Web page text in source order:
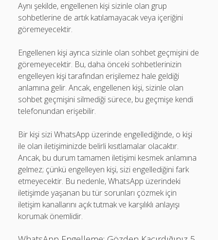
Aynı şekilde, engellenen kişi sizinle olan grup
sohbetlerine de artık katılamayacak veya içeriğini
göremeyecektir.
Engellenen kişi ayrıca sizinle olan sohbet geçmişini de
göremeyecektir. Bu, daha önceki sohbetlerinizin
engelleyen kişi tarafından erişilemez hale geldiği
anlamına gelir. Ancak, engellenen kişi, sizinle olan
sohbet geçmişini silmediği sürece, bu geçmişe kendi
telefonundan erişebilir.
Bir kişi sizi WhatsApp üzerinde engellediğinde, o kişi
ile olan iletişiminizde belirli kısıtlamalar olacaktır.
Ancak, bu durum tamamen iletişimi kesmek anlamına
gelmez; çünkü engelleyen kişi, sizi engellediğini fark
etmeyecektir. Bu nedenle, WhatsApp üzerindeki
iletişimde yaşanan bu tür sorunları çözmek için
iletişim kanallarını açık tutmak ve karşılıklı anlayışı
korumak önemlidir.